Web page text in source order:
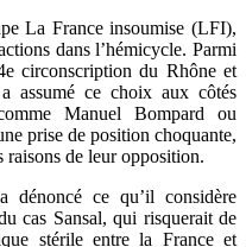
La France insoumise (LFI),
dans l’hémicycle. Parmi
circonscription du Rhône et
assumé ce choix aux côtés
Manuel Bompard ou
prise de position choquante,
de leur opposition.
ce qu’il considère
cas Sansal, qui risquerait de
stérile entre la France et